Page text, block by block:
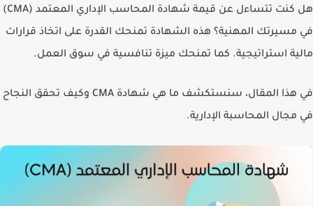
هل كنت تتساءل عن قيمة شهادة المحاسب الإداري المعتمد (CMA)
في مسيرتك المهنية؟ هذه الشهادة تمنحك القدرة على اتخاذ قرارات
مالية استراتيجية. كما تمنحك ميزة تنافسية في سوق العمل.
في هذا المقال، سنستكشف ما هي شهادة CMA وكيف تحقق النجاح
في مجال المحاسبة الإدارية.